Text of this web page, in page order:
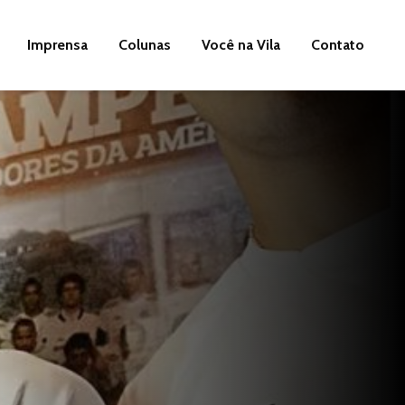
Imprensa Colunas Você na Vila Contato